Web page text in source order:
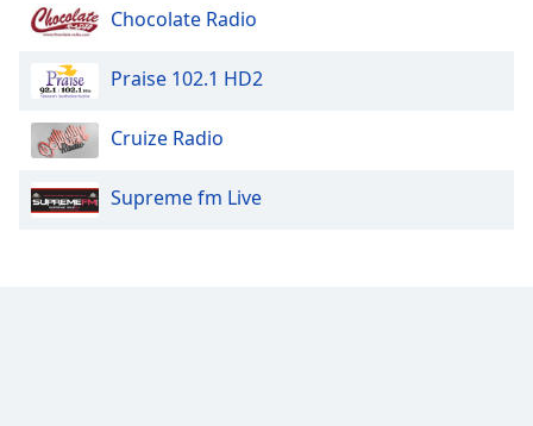
Opacity
Color
Opacity
Chocolate Radio
Praise 102.1 HD2
Cruize Radio
Supreme fm Live